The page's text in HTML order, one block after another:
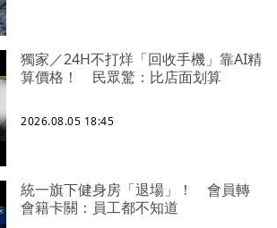
獨家／24H不打烊「回收手機」靠AI精
算價格！ 民眾驚：比店面划算
2026.08.05 18:45
統一旗下健身房「退場」！ 會員轉
會籍卡關：員工都不知道